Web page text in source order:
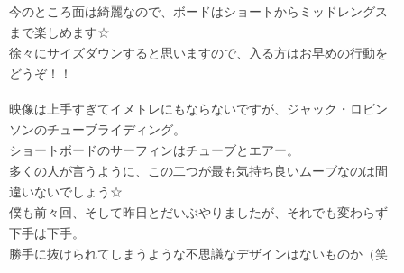
今のところ面は綺麗なので、ボードはショートからミッドレングス
まで楽しめます☆
徐々にサイズダウンすると思いますので、入る方はお早めの行動を
どうぞ！！
映像は上手すぎてイメトレにもならないですが、ジャック・ロビン
ソンのチューブライディング。
ショートボードのサーフィンはチューブとエアー。
多くの人が言うように、この二つが最も気持ち良いムーブなのは間
違いないでしょう☆
僕も前々回、そして昨日とだいぶやりましたが、それでも変わらず
下手は下手。
勝手に抜けられてしまうような不思議なデザインはないものか（笑